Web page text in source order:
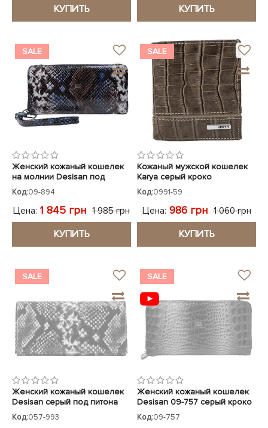
КУПИТЬ КУПИТЬ
SALE
Женский кожаный кошелек
на молнии Desisan под
питона
Код:09-894
Цена: 1 845 грн 1 985 грн
КУПИТЬ
SALE
Кожаный мужской кошелек
Karya серый кроко
Код:0991-59
Цена: 986 грн 1 060 грн
КУПИТЬ
SALE
Женский кожаный кошелек
Desisan серый под питона
Код:057-993
SALE
Женский кожаный кошелек
Desisan 09-757 серый кроко
лак
Код:09-757